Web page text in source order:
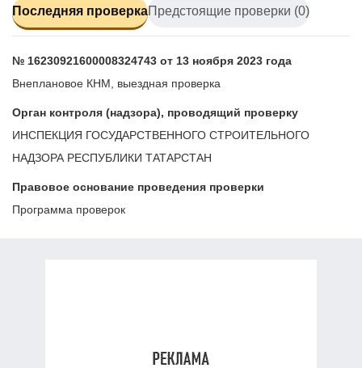
Последняя проверкаПредстоящие проверки (0)
№ 16230921600008324743 от 13 ноября 2023 года
Внеплановое КНМ, выездная проверка
Орган контроля (надзора), проводящий проверку
ИНСПЕКЦИЯ ГОСУДАРСТВЕННОГО СТРОИТЕЛЬНОГО
НАДЗОРА РЕСПУБЛИКИ ТАТАРСТАН
Правовое основание проведения проверки
Программа проверок